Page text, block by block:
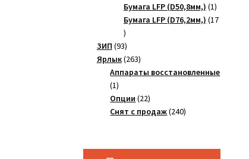
товаров
Бумага LFP (D50,8мм,) 11
товар
Бумага LFP (D76,2мм,) 17
17
товаров
ЗИП 9393
товара
Ярлык 263263
товара
Аппараты восстановленные
11
товар
Опции 2222
товара
Снят с продаж 240240